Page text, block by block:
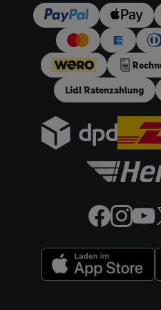
Lidl Ratenzahlung
Netzbetreiber weiter, der
Kundenkonto-Referenz, wie
Kennung für Utiq erstellt. Wir
verwenden, um Sie
Ihr Nutzungsverhalten in den
Insbesondere können Sie
Diensten wiedererkannt
werden, damit wir Ihnen dort
ausspielen können. Sie können
erläuterten Möglichkeit, Ihre
Utiq („consenthub“)oder über
Telekommunikations-basierten
Lidl-Dienste) widerrufen.
Datenschutzbestimmungen